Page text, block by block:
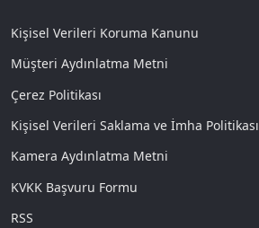
Kişisel Verileri Koruma Kanunu
Müşteri Aydınlatma Metni
Çerez Politikası
Kişisel Verileri Saklama ve İmha Politikası
Kamera Aydınlatma Metni
KVKK Başvuru Formu
RSS